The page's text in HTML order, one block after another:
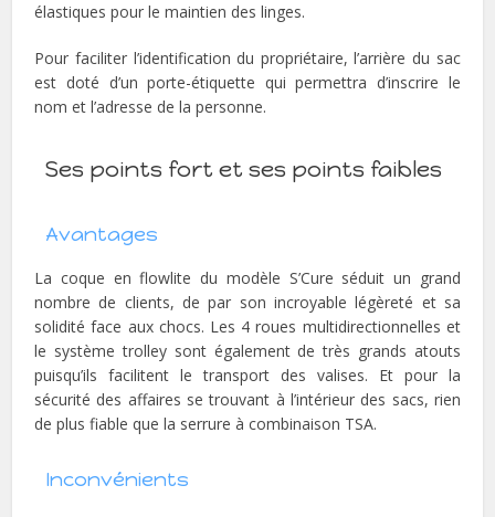
élastiques pour le maintien des linges.
Pour faciliter l’identification du propriétaire, l’arrière du sac
est doté d’un porte-étiquette qui permettra d’inscrire le
nom et l’adresse de la personne.
Ses points fort et ses points faibles
Avantages
La coque en flowlite du modèle S’Cure séduit un grand
nombre de clients, de par son incroyable légèreté et sa
solidité face aux chocs. Les 4 roues multidirectionnelles et
le système trolley sont également de très grands atouts
puisqu’ils facilitent le transport des valises. Et pour la
sécurité des affaires se trouvant à l’intérieur des sacs, rien
de plus fiable que la serrure à combinaison TSA.
Inconvénients